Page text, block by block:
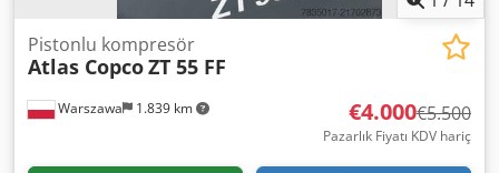
Warszawa 1.839 km
Pistonlu kompresör
Atlas CopcoZT 55 FF
€4.000€5.500
Pazarlık Fiyatı KDV hariç